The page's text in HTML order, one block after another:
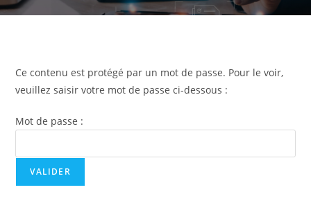
Ce contenu est protégé par un mot de passe. Pour le voir,
veuillez saisir votre mot de passe ci-dessous :
Mot de passe :